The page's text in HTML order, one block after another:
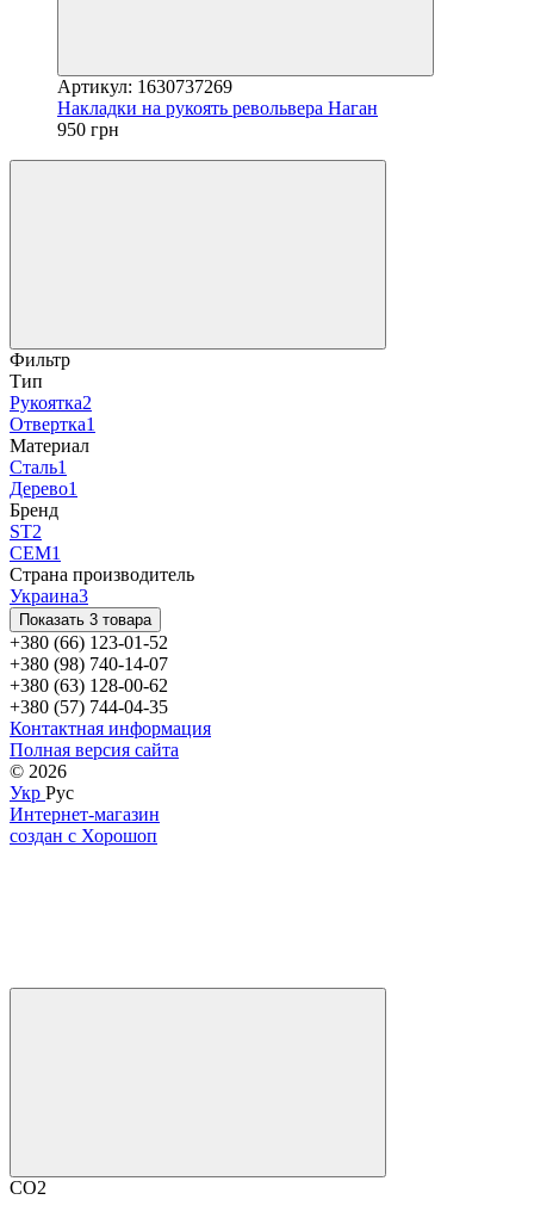
Артикул: 1630737269
Накладки на рукоять револьвера Наган
950 грн
Фильтр
Тип
Рукоятка2
Отвертка1
Материал
Сталь1
Дерево1
Бренд
ST2
СЕМ1
Страна производитель
Украина3
Показать 3 товара
+380 (66) 123-01-52
+380 (98) 740-14-07
+380 (63) 128-00-62
+380 (57) 744-04-35
Контактная информация
Полная версия сайта
© 2026
Укр Рус
Интернет-магазин
создан с Хорошоп
CO2